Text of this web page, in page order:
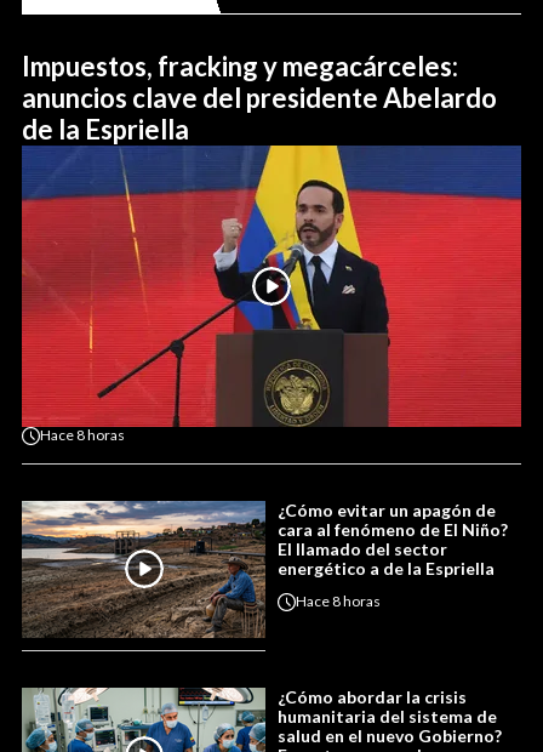
Impuestos, fracking y megacárceles:
anuncios clave del presidente Abelardo
de la Espriella
Hace8 horas
¿Cómo evitar un apagón de
cara al fenómeno de El Niño?
El llamado del sector
energético a de la Espriella
Hace8 horas
¿Cómo abordar la crisis
humanitaria del sistema de
salud en el nuevo Gobierno?